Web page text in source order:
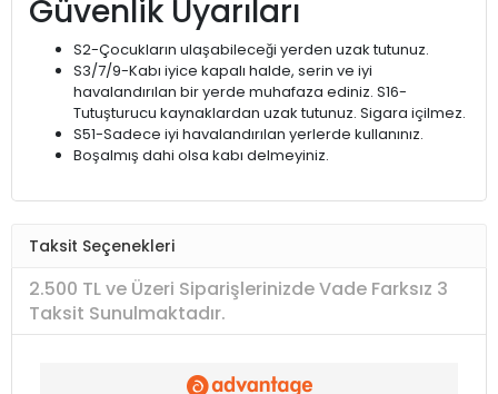
Güvenlik Uyarıları
S2-Çocukların ulaşabileceği yerden uzak tutunuz.
S3/7/9-Kabı iyice kapalı halde, serin ve iyi
havalandırılan bir yerde muhafaza ediniz. S16-
Tutuşturucu kaynaklardan uzak tutunuz. Sigara içilmez.
S51-Sadece iyi havalandırılan yerlerde kullanınız.
Boşalmış dahi olsa kabı delmeyiniz.
Taksit Seçenekleri
2.500 TL ve Üzeri Siparişlerinizde Vade Farksız 3
Taksit Sunulmaktadır.